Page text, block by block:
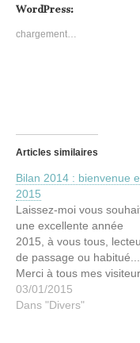
WordPress:
chargement…
Articles similaires
Bilan 2014 : bienvenue
2015
Laissez-moi vous
une excellente année
2015, à vous tous,
de passage ou habitué...
Merci à tous mes
47000 pour l'an dernier.
C'est modeste par rapport
03/01/2015
Dans "Divers"